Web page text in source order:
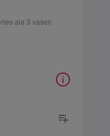
ala 3 vasen